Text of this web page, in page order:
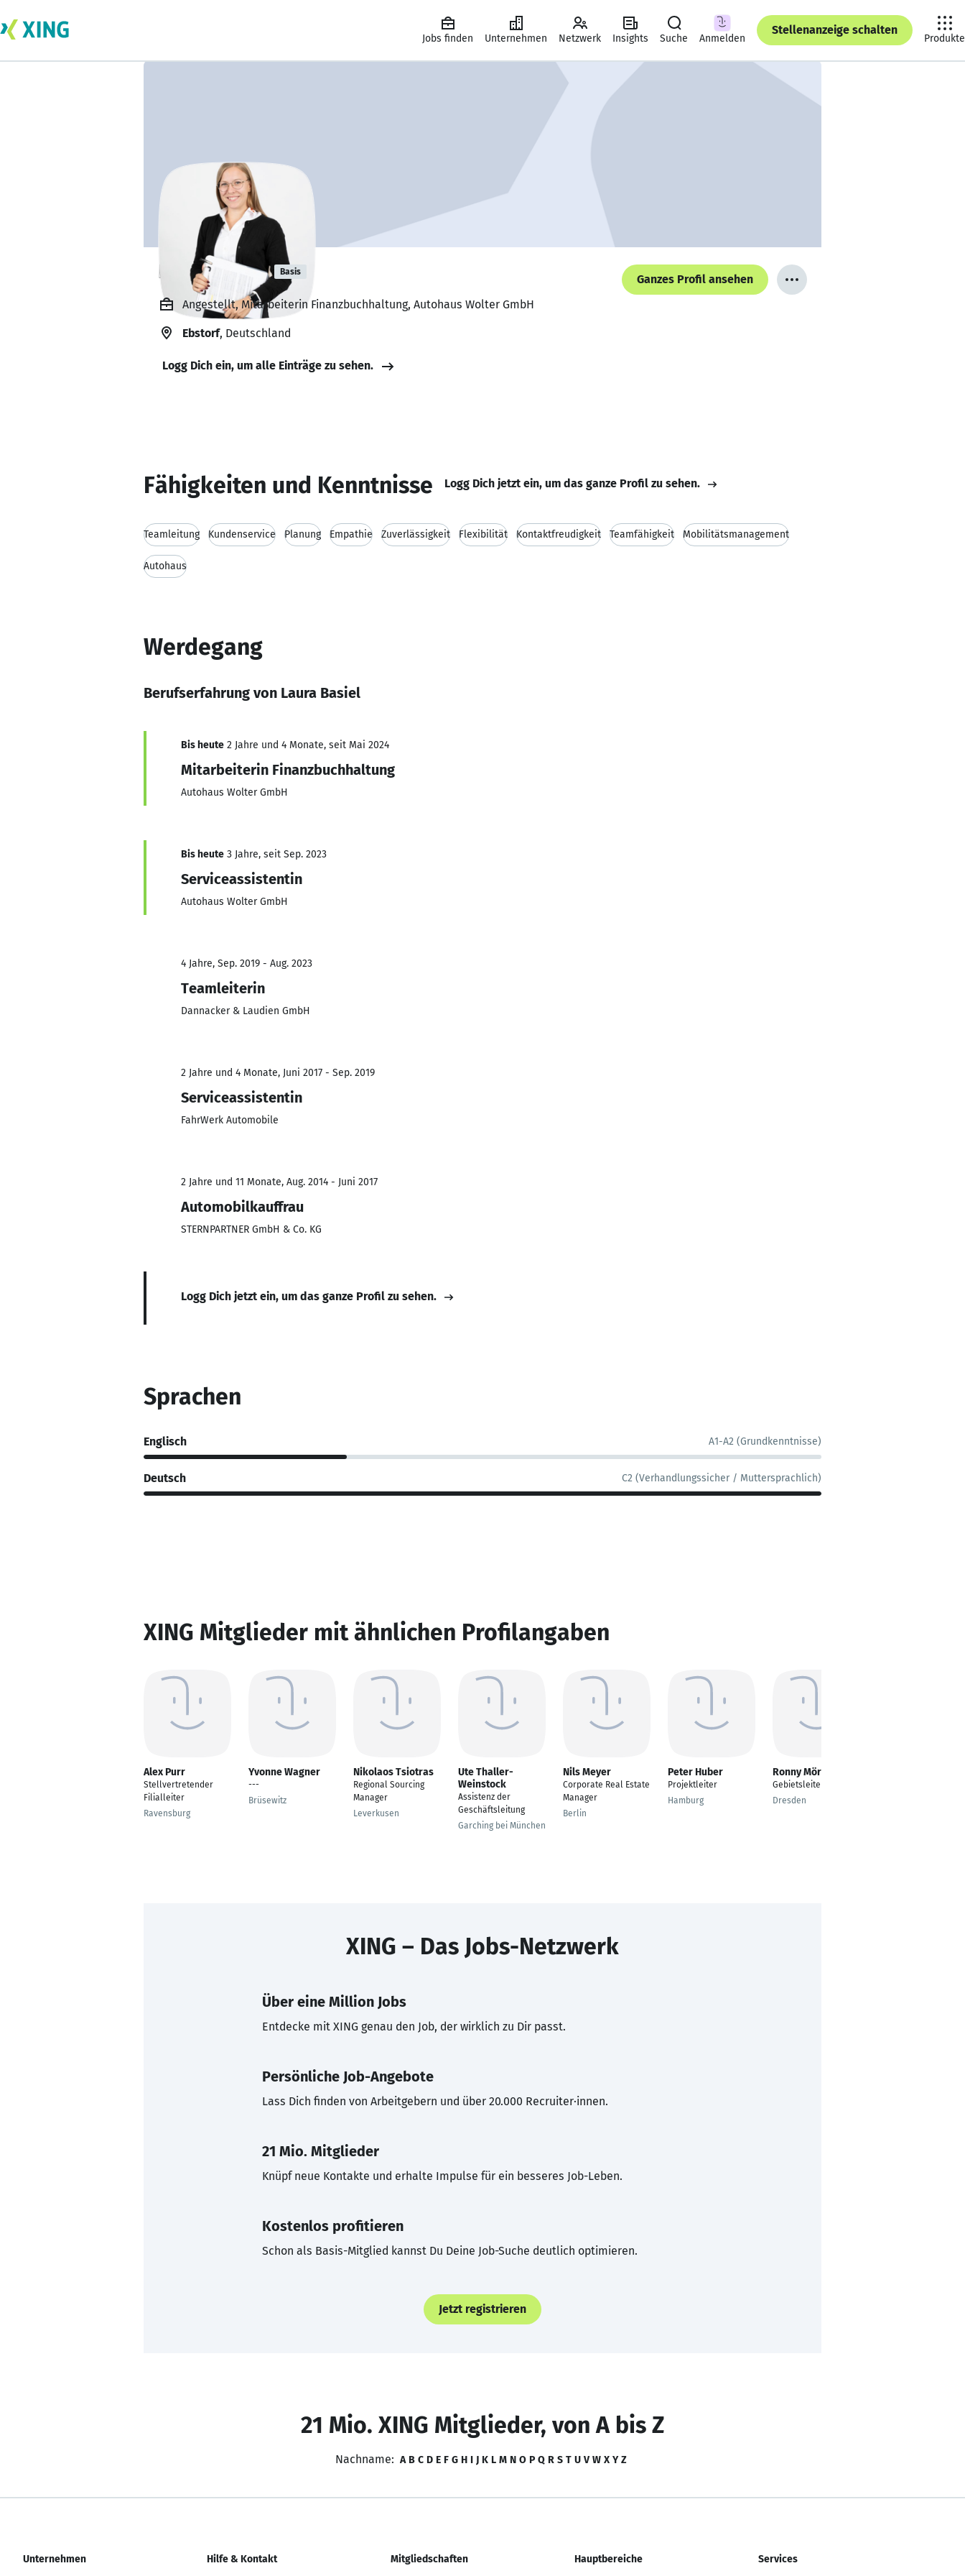
Jobs finden Unternehmen Netzwerk Insights Suche Anmelden
Stellenanzeige schalten
Produkte
Laura Basiel Basis
Ganzes Profil ansehen
Angestellt, Mitarbeiterin Finanzbuchhaltung, Autohaus Wolter GmbH
Ebstorf, Deutschland
Logg Dich ein, um alle Einträge zu sehen.
Fähigkeiten und Kenntnisse Logg Dich jetzt ein, um das ganze Profil zu sehen.
Teamleitung Kundenservice Planung Empathie Zuverlässigkeit Flexibilität Kontaktfreudigkeit Teamfähigkeit Mobilitätsmanagement
Autohaus
Werdegang
Berufserfahrung von Laura Basiel
Bis heute 2 Jahre und 4 Monate, seit Mai 2024
Mitarbeiterin Finanzbuchhaltung
Autohaus Wolter GmbH
Bis heute 3 Jahre, seit Sep. 2023
Serviceassistentin
Autohaus Wolter GmbH
4 Jahre, Sep. 2019 - Aug. 2023
Teamleiterin
Dannacker & Laudien GmbH
2 Jahre und 4 Monate, Juni 2017 - Sep. 2019
Serviceassistentin
FahrWerk Automobile
2 Jahre und 11 Monate, Aug. 2014 - Juni 2017
Automobilkauffrau
STERNPARTNER GmbH & Co. KG
Logg Dich jetzt ein, um das ganze Profil zu sehen.
Sprachen
Englisch A1-A2 (Grundkenntnisse)
Deutsch C2 (Verhandlungssicher / Muttersprachlich)
XING Mitglieder mit ähnlichen Profilangaben
Alex Purr
Stellvertretender
Filialleiter
Ravensburg
Yvonne Wagner
---
Brüsewitz
Nikolaos Tsiotras
Regional Sourcing
Manager
Leverkusen
Ute Thaller-
Weinstock
Assistenz der
Geschäftsleitung
Garching bei München
Nils Meyer
Corporate Real Estate
Manager
Berlin
Peter Huber
Projektleiter
Hamburg
Ronny Mörl
Gebietsleiter
Dresden
XING – Das Jobs-Netzwerk
Über eine Million Jobs
Entdecke mit XING genau den Job, der wirklich zu Dir passt.
Persönliche Job-Angebote
Lass Dich finden von Arbeitgebern und über 20.000 Recruiter·innen.
21 Mio. Mitglieder
Knüpf neue Kontakte und erhalte Impulse für ein besseres Job-Leben.
Kostenlos profitieren
Schon als Basis-Mitglied kannst Du Deine Job-Suche deutlich optimieren.
Jetzt registrieren
21 Mio. XING Mitglieder, von A bis Z
Nachname: A B C D E F G H I J K L M N O P Q R S T U V W X Y Z
Unternehmen Hilfe & Kontakt Mitgliedschaften Hauptbereiche Services